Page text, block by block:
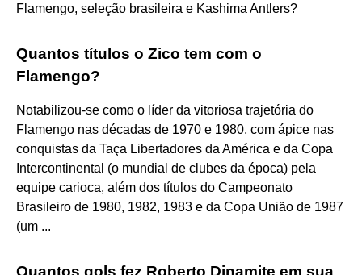
Flamengo, seleção brasileira e Kashima Antlers?
Quantos títulos o Zico tem com o
Flamengo?
Notabilizou-se como o líder da vitoriosa trajetória do
Flamengo nas décadas de 1970 e 1980, com ápice nas
conquistas da Taça Libertadores da América e da Copa
Intercontinental (o mundial de clubes da época) pela
equipe carioca, além dos títulos do Campeonato
Brasileiro de 1980, 1982, 1983 e da Copa União de 1987
(um ...
Quantos gols fez Roberto Dinamite em sua